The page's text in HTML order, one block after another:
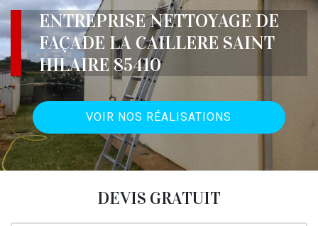
ENTREPRISE NETTOYAGE DE
FAÇADE LA CAILLERE SAINT
HILAIRE 85410
VOIR NOS RÉALISATIONS
DEVIS GRATUIT